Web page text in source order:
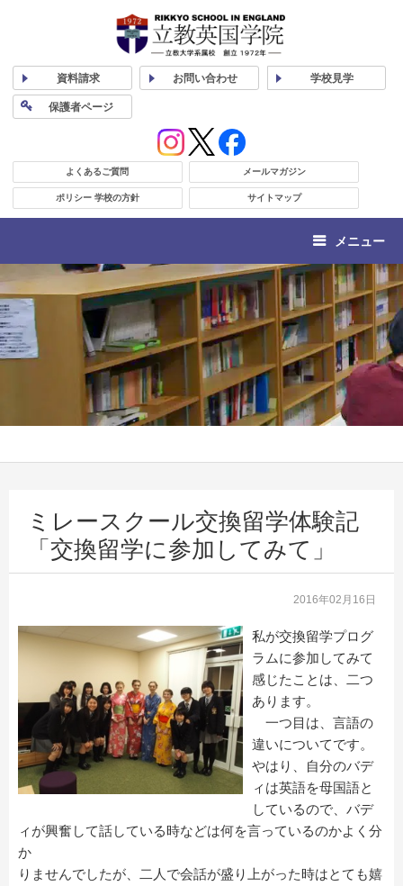
資料請求 お問い合わせ 学校見学
保護者ページ
よくあるご質問 メールマガジン
ポリシー 学校の方針 サイトマップ
メニュー
ミレースクール交換留学体験記
「交換留学に参加してみて」
2016年02月16日
私が交換留学プログ
ラムに参加してみて
感じたことは、二つ
あります。
一つ目は、言語の
違いについてです。
やはり、自分のバデ
ィは英語を母国語と
しているので、バデ
ィが興奮して話している時などは何を言っているのかよく分
か
りませんでしたが、二人で会話が盛り上がった時はとても嬉